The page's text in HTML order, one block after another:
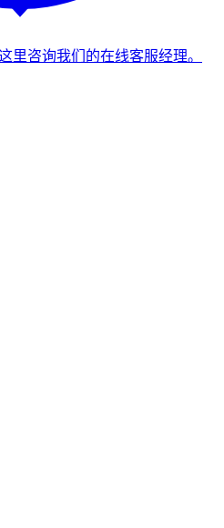
里咨询我们的在线客服经理。